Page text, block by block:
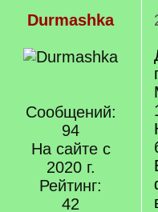
Durmashka
Сообщений:
94
На сайте с
2020 г.
Рейтинг:
42